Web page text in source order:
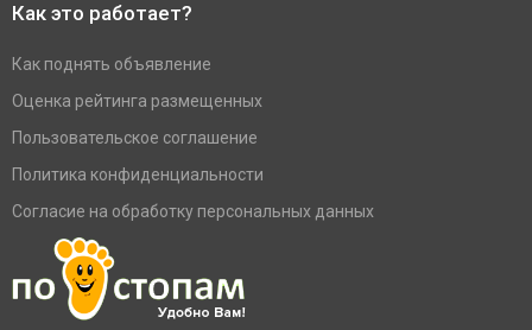
Как это работает?
Как поднять объявление
Оценка рейтинга размещенных
Пользовательское соглашение
Политика конфиденциальности
Согласие на обработку персональных данных